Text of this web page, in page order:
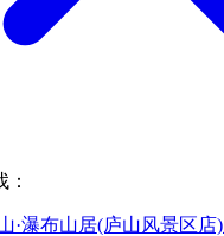
·瀑布山居(庐山风景区店)